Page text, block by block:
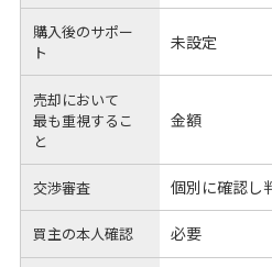
購入後のサポー
ト
未設定
売却において
最も重視するこ
と
金額
交渉審査 個別に確認し
買主の本人確認 必要